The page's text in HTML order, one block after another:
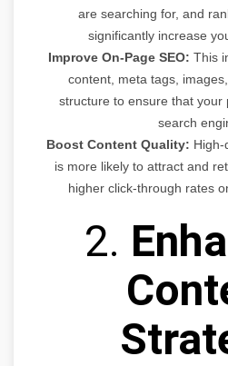
are searching for, and
significantly increase
Improve On-Page SEO: This
content, meta tags,
structure to ensure that your
search
Boost Content Quality: High-
is more likely to attract and
higher click-through rates
2.